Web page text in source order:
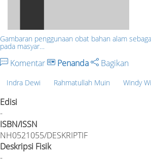
Gambaran penggunaan obat bahan alam
pada masyar…
Komentar Penanda Bagikan
Indra Dewi Rahmatullah Muin Windy
Edisi
-
ISBN/ISSN
NH0521055/DESKRIPTIF
Deskripsi Fisik